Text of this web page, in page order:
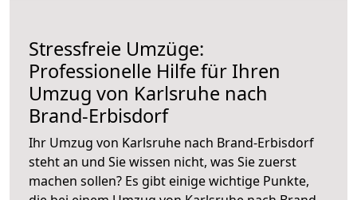
Stressfreie Umzüge:
Professionelle Hilfe für Ihren
Umzug von Karlsruhe nach
Brand-Erbisdorf
Ihr Umzug von Karlsruhe nach Brand-Erbisdorf
steht an und Sie wissen nicht, was Sie zuerst
machen sollen? Es gibt einige wichtige Punkte,